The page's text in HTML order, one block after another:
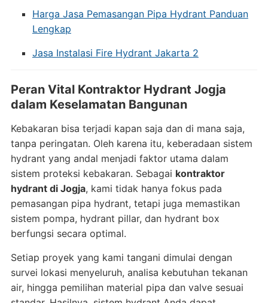
Harga Jasa Pemasangan Pipa Hydrant Panduan
Lengkap
Jasa Instalasi Fire Hydrant Jakarta 2
Peran Vital Kontraktor Hydrant Jogja
dalam Keselamatan Bangunan
Kebakaran bisa terjadi kapan saja dan di mana saja,
tanpa peringatan. Oleh karena itu, keberadaan sistem
hydrant yang andal menjadi faktor utama dalam
sistem proteksi kebakaran. Sebagai kontraktor
hydrant di Jogja, kami tidak hanya fokus pada
pemasangan pipa hydrant, tetapi juga memastikan
sistem pompa, hydrant pillar, dan hydrant box
berfungsi secara optimal.
Setiap proyek yang kami tangani dimulai dengan
survei lokasi menyeluruh, analisa kebutuhan tekanan
air, hingga pemilihan material pipa dan valve sesuai